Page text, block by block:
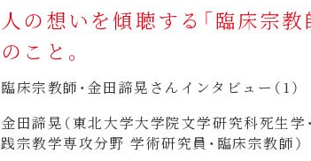
人の想いを傾聴する「臨床宗教
のこと。
臨床宗教師・金田諦晃さんインタビュー（1）
金田諦晃（東北大学大学院文学研究科死生学
践宗教学専攻分野 学術研究員・臨床宗教師）